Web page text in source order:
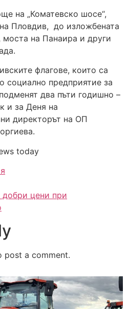
на „Коматевско шосе“,
Пловдив, до изложбената
моста на Панаира и други
флагове, които са
социално предприятие за
два пъти годишно –
и за Деня на
директорът на ОП
today
добри цени при
post a comment.